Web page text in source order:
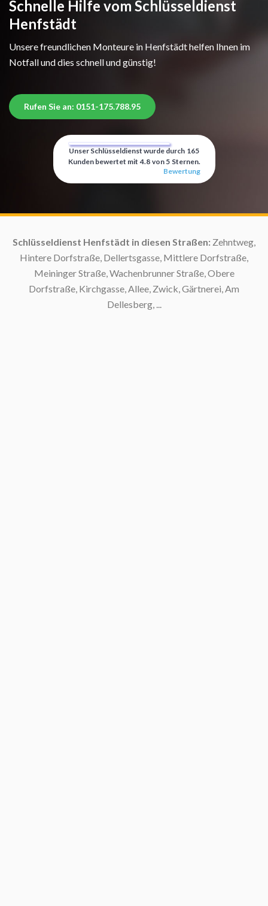
Schnelle Hilfe vom Schlüsseldienst
Henfstädt
Unsere freundlichen Monteure in Henfstädt helfen Ihnen im
Notfall und dies schnell und günstig!
Rufen Sie an: 0151-175.788.95
Unser Schlüsseldienst wurde durch 165
Kunden bewertet mit 4.8 von 5 Sternen.
Bewertung
Schlüsseldienst Henfstädt in diesen Straßen: Zehntweg,
Hintere Dorfstraße, Dellertsgasse, Mittlere Dorfstraße,
Meininger Straße, Wachenbrunner Straße, Obere
Dorfstraße, Kirchgasse, Allee, Zwick, Gärtnerei, Am
Dellesberg, ...